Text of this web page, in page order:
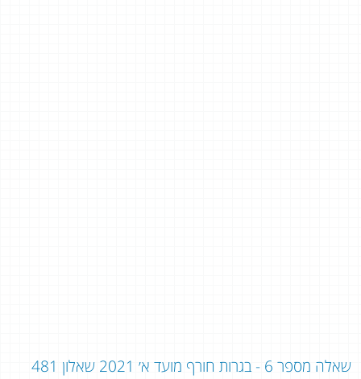
שאלה מספר 6 - בגרות חורף מועד א׳ 2021 שאלון 481